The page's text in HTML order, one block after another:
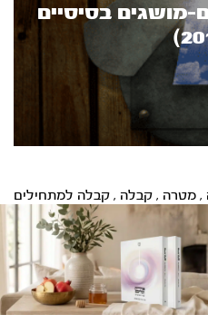
מושגים בסיסיים
, מטרה , קבלה , קבלה למתחילים